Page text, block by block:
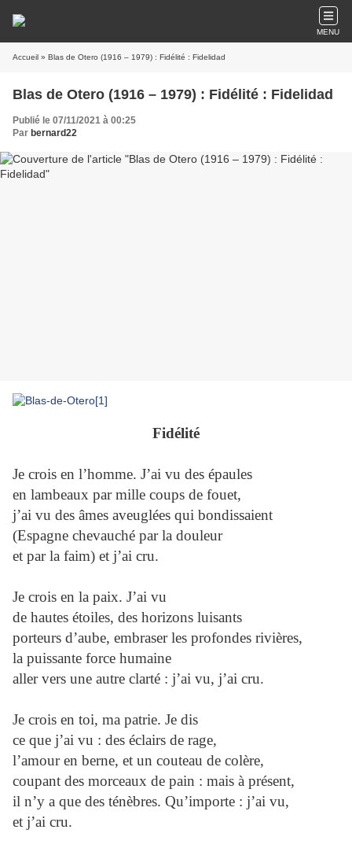
MENU
Accueil » Blas de Otero (1916 – 1979) : Fidélité : Fidelidad
Blas de Otero (1916 – 1979) : Fidélité : Fidelidad
Publié le 07/11/2021 à 00:25
Par bernard22
Fidélité
Je crois en l’homme. J’ai vu des épaules
en lambeaux par mille coups de fouet,
j’ai vu des âmes aveuglées qui bondissaient
(Espagne chevauché par la douleur
et par la faim) et j’ai cru.
Je crois en la paix. J’ai vu
de hautes étoiles, des horizons luisants
porteurs d’aube, embraser les profondes rivières,
la puissante force humaine
aller vers une autre clarté : j’ai vu, j’ai cru.
Je crois en toi, ma patrie. Je dis
ce que j’ai vu : des éclairs de rage,
l’amour en berne, et un couteau de colère,
coupant des morceaux de pain : mais à présent,
il n’y a que des ténèbres. Qu’importe : j’ai vu,
et j’ai cru.